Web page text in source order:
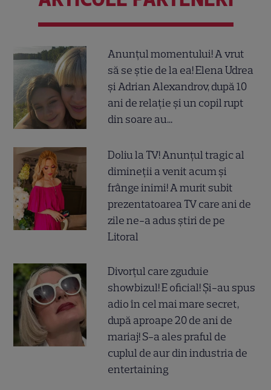
Anunțul momentului! A vrut
să se știe de la ea! Elena Udrea
și Adrian Alexandrov, după 10
ani de relație și un copil rupt
din soare au...
Doliu la TV! Anunțul tragic al
dimineții a venit acum și
frânge inimi! A murit subit
prezentatoarea TV care ani de
zile ne-a adus știri de pe
Litoral
Divorțul care zguduie
showbizul! E oficial! Și-au spus
adio în cel mai mare secret,
după aproape 20 de ani de
mariaj! S-a ales praful de
cuplul de aur din industria de
entertaining